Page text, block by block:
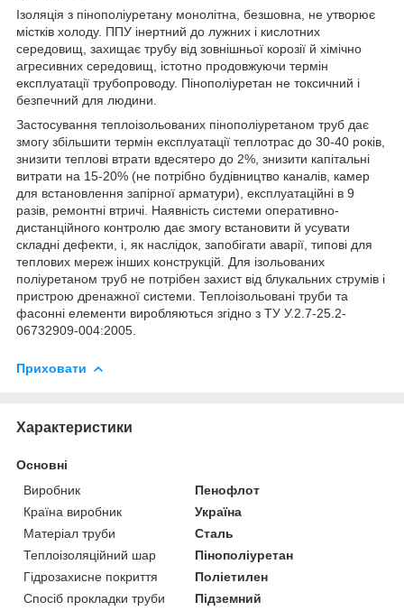
Ізоляція з пінополіуретану монолітна, безшовна, не утворює
містків холоду. ППУ інертний до лужних і кислотних
середовищ, захищає трубу від зовнішньої корозії й хімічно
агресивних середовищ, істотно продовжуючи термін
експлуатації трубопроводу. Пінополіуретан не токсичний і
безпечний для людини.
Застосування теплоізольованих пінополіуретаном труб дає
змогу збільшити термін експлуатації теплотрас до 30-40 років,
знизити теплові втрати вдесятеро до 2%, знизити капітальні
витрати на 15-20% (не потрібно будівництво каналів, камер
для встановлення запірної арматури), експлуатаційні в 9
разів, ремонтні втричі. Наявність системи оперативно-
дистанційного контролю дає змогу встановити й усувати
складні дефекти, і, як наслідок, запобігати аварії, типові для
теплових мереж інших конструкцій. Для ізольованих
поліуретаном труб не потрібен захист від блукальних струмів і
пристрою дренажної системи. Теплоізольовані труби та
фасонні елементи виробляються згідно з ТУ У.2.7-25.2-
06732909-004:2005.
Приховати
Характеристики
Основні
Виробник
Пенофлот
Країна виробник
Україна
Матеріал труби
Сталь
Теплоізоляційний шар
Пінополіуретан
Гідрозахисне покриття
Поліетилен
Спосіб прокладки труби
Підземний